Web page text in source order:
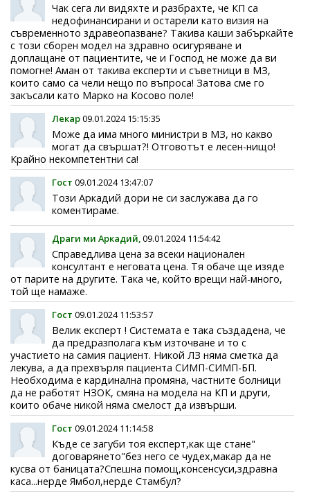
Чак сега ли видяхте и разбрахте, че КП са
недофинансирани и остарели като визия на
съвременното здравеопазване? Такива каши забъркайте
с този сборен модел на здравно осигуряване и
доплащане от пациентите, че и Господ не може да ви
помогне! Аман от такива експерти и съветници в МЗ,
които само са чели нещо по въпроса! Затова сме го
закъсали като Марко на Косово поле!
Лекар09.01.2024 15:15:35
Може да има много министри в МЗ, но какво
могат да свършат?! Отговотът е лесен-нищо!
Крайно некомпетентни са!
Гост 09.01.2024 13:47:07
Този Аркадий дори не си заслужава да го
коментираме.
Драги ми Аркадий,09.01.2024 11:54:42
Справедлива цена за всеки национален
консултант е неговата цена. Тя обаче ще изяде
от парите на другите. Така че, който врещи най-много,
той ще намаже.
Гост 09.01.2024 11:53:57
Велик експерт ! Системата е така създадена, че
да предразполага към източване и то с
участието на самия пациент. Никой ЛЗ няма сметка да
лекува, а да прехвърля пациента СИМП-СИМП-БП.
Необходима е кардинална промяна, частните болници
да не работят НЗОК, смяна на модела на КП и други,
които обаче никой няма смелост да извърши.
Гост 09.01.2024 11:14:58
Къде се загуби тоя експерт,как ще стане"
договарянето"без него се чудех,макар да не
кусва от баницата?Спешна помощ,консенсуси,здравна
каса...нерде Ямбол,нерде Стамбул?